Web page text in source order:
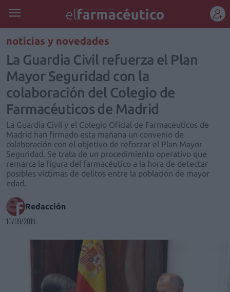
REGÍSTRATE
noticias y novedades
La Guardia Civil refuerza el Plan
Mayor Seguridad con la
colaboración del Colegio de
Farmacéuticos de Madrid
La Guardia Civil y el Colegio Oficial de Farmacéuticos de
Madrid han firmado esta mañana un convenio de
colaboración con el objetivo de reforzar el Plan Mayor
Seguridad. Se trata de un procedimiento operativo que
remarca la figura del farmacéutico a la hora de detectar
posibles víctimas de delitos entre la población de mayor
edad.
Redacción
10/09/2019